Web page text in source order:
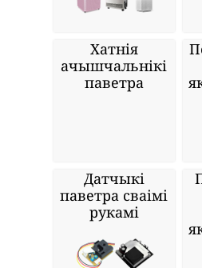
Хатнія
ачышчальнікі
паветра
Датчыкі
паветра сваімі
рукамі